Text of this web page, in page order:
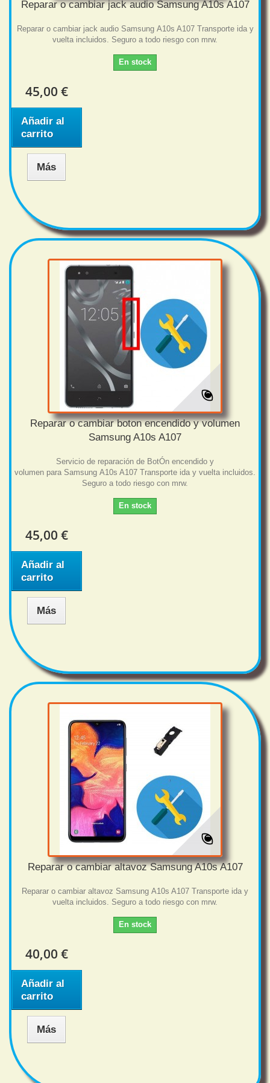
Reparar o cambiar jack audio Samsung A10s A107
Reparar o cambiar jack audio Samsung A10s A107 Transporte ida y
vuelta incluidos. Seguro a todo riesgo con mrw.
En stock
45,00 €
Añadir al
carrito
Más
Reparar o cambiar boton encendido y volumen
Samsung A10s A107
Servicio de reparación de BotÓn encendido y
volumen para Samsung A10s A107 Transporte ida y vuelta incluidos.
Seguro a todo riesgo con mrw.
En stock
45,00 €
Añadir al
carrito
Más
Reparar o cambiar altavoz Samsung A10s A107
Reparar o cambiar altavoz Samsung A10s A107 Transporte ida y
vuelta incluidos. Seguro a todo riesgo con mrw.
En stock
40,00 €
Añadir al
carrito
Más